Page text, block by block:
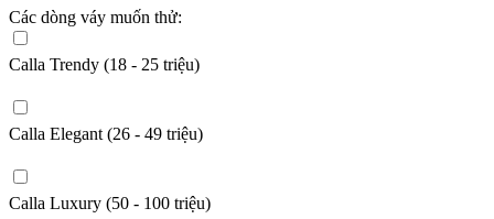
Các dòng váy muốn thử:
Calla Trendy (18 - 25 triệu)
Calla Elegant (26 - 49 triệu)
Calla Luxury (50 - 100 triệu)